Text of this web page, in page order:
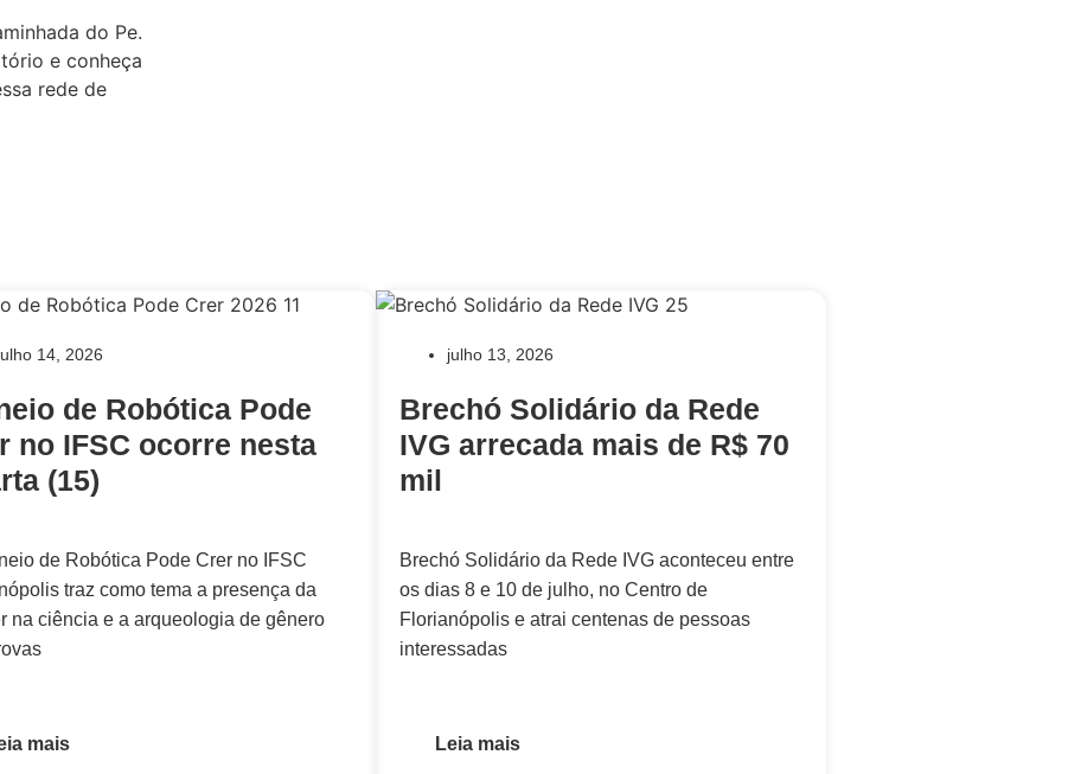
do Pe.
e conheça
rede de
14, 2026
de Robótica Pode
no IFSC ocorre nesta
(15)
de Robótica Pode Crer no IFSC
traz como tema a presença da
na ciência e a arqueologia de gênero
mais
julho 13, 2026
Brechó Solidário da Rede
IVG arrecada mais de R$ 70
mil
Brechó Solidário da Rede IVG aconteceu entre
os dias 8 e 10 de julho, no Centro de
Florianópolis e atrai centenas de pessoas
interessadas
Leia mais